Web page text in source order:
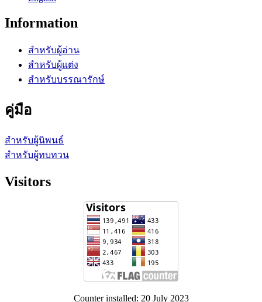
Information
สำหรับผู้อ่าน
สำหรับผู้แต่ง
สำหรับบรรณารักษ์
คู่มือ
สำหรับผู้นิพนธ์
สำหรับผู้ทบทวน
Visitors
Counter installed: 20 July 2023